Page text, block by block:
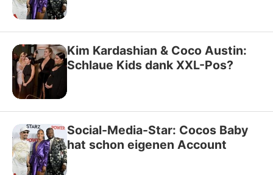
Kim Kardashian & Coco Austin:
Schlaue Kids dank XXL-Pos?
Social-Media-Star: Cocos Baby
hat schon eigenen Account